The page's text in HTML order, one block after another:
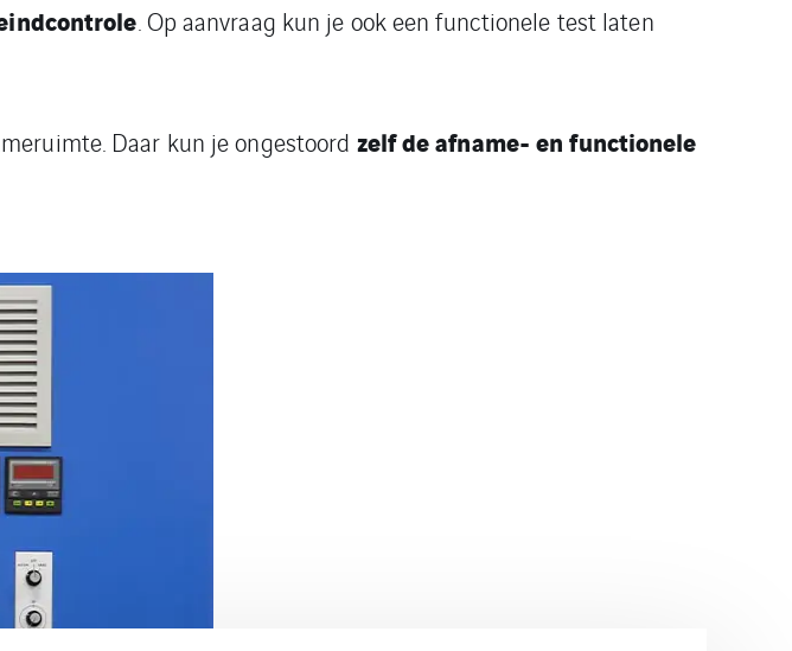
. Op aanvraag kun je ook een functionele test laten
Daar kun je ongestoord zelf de afname- en functionele